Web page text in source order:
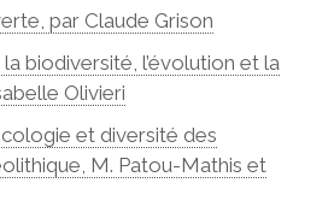
par Claude Grison
biodiversité, l’évolution et la
Olivieri
et diversité des
M. Patou-Mathis et